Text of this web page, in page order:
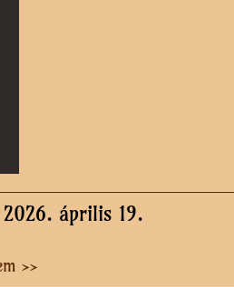
április 19.
>>